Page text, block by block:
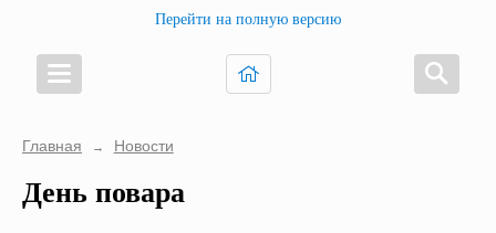
Перейти на полную версию
Главная → Новости
День повара